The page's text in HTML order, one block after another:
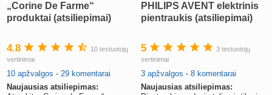
„Corine De Farme“
produktai (atsiliepimai)
4.8
10 testuotojų
vertinimai
10 apžvalgos - 29 komentarai
Naujausias atsiliepimas:
PHILIPS AVENT elektrinis
pientraukis (atsiliepimai)
5
3 testuotojų
vertinimai
3 apžvalgos - 8 komentarai
Naujausias atsiliepimas: